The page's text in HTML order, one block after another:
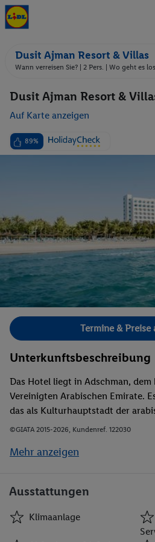
Dusit Ajman Resort & Villas
Wann verreisen Sie? | 2 Pers. | Wo geht es
Dusit Ajman Resort &
Auf Karte anzeigen
89%
Bild 1 von 111.
Termine & Preise
Unterkunftsbeschreibung
Das Hotel liegt in Adschman,
Vereinigten Arabischen Emirate.
das als Kulturhauptstadt der
Adschman liegt in der Nähe der
Einkaufsmöglichkeiten, darunter
Dubai und rund 20 km vom
Schardscha entfernt.
©GIATA 2015-2026, Kundenref. 122030
Mehr anzeigen
Ausstattungen
Klimaanlage